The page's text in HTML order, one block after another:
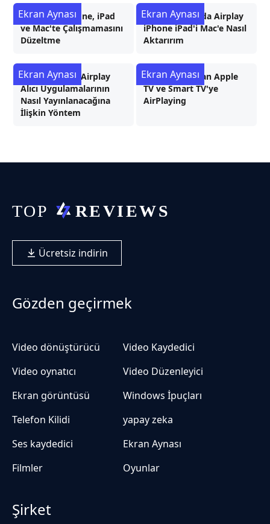
AirPlay'in iPhone, iPad
ve Mac'te Çalışmamasını
Düzeltme
Ekran Aynası
İOS Cihazlarında Airplay
iPhone iPad'i Mac'e Nasıl
Aktarırım
Ekran Aynası
Windows ve 7 Airplay
Alıcı Uygulamalarının
Nasıl Yayınlanacağına
İlişkin Yöntem
Ekran Aynası
iPad/iPhone'dan Apple
TV ve Smart TV'ye
AirPlaying
Ekran Aynası
Ücretsiz indirin
Gözden geçirmek
Video dönüştürücü
Video Kaydedici
Video oynatıcı
Video Düzenleyici
Ekran görüntüsü
Windows İpuçları
Telefon Kilidi
yapay zeka
Ses kaydedici
Ekran Aynası
Filmler
Oyunlar
Şirket